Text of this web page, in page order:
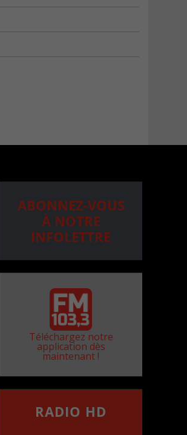
ABONNEZ-VOUS
À NOTRE
INFOLETTRE
Téléchargez notre
application dès
maintenant !
RADIO HD